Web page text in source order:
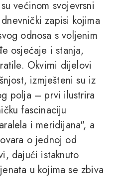
većinom svojevrsni
zapisi kojima
odnosa s voljenim
osjećaje i stanja,
Okvirni dijelovi
izmješteni su iz
polja – prvi ilustrira
fascinaciju
i meridijana", a
o jednoj od
dajući istaknuto
u kojima se zbiva